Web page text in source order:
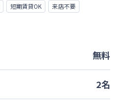
短期賃貸OK
来店不要
無料
2名